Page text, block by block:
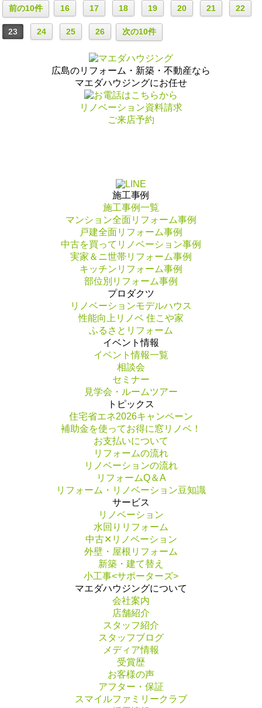
前の10件 16 17 18 19 20 21 22
23 24 25 26 次の10件
広島のリフォーム・新築・不動産なら
マエダハウジングにお任せ
リノベーション資料請求
ご来店予約
施工事例
施工事例一覧
マンション全面リフォーム事例
戸建全面リフォーム事例
中古を買ってリノベーション事例
実家＆ニ世帯リフォーム事例
キッチンリフォーム事例
部位別リフォーム事例
プロダクツ
リノベーションモデルハウス
性能向上リノベ 住こや家
ふるさとリフォーム
イベント情報
イベント情報一覧
相談会
セミナー
見学会・ルームツアー
トピックス
住宅省エネ2026キャンペーン
補助金を使ってお得に窓リノベ！
お支払いについて
リフォームの流れ
リノベーションの流れ
リフォームQ＆A
リフォーム・リノベーション豆知識
サービス
リノベーション
水回りリフォーム
中古✕リノベーション
外壁・屋根リフォーム
新築・建て替え
小工事<サポーターズ>
マエダハウジングについて
会社案内
店舗紹介
スタッフ紹介
スタッフブログ
メディア情報
受賞歴
お客様の声
アフター・保証
スマイルファミリークラブ